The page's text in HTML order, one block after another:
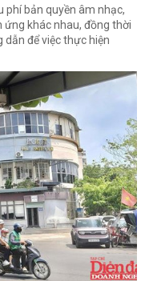
phí bản quyền âm nhạc,
ứng khác nhau, đồng thời
để việc thực hiện